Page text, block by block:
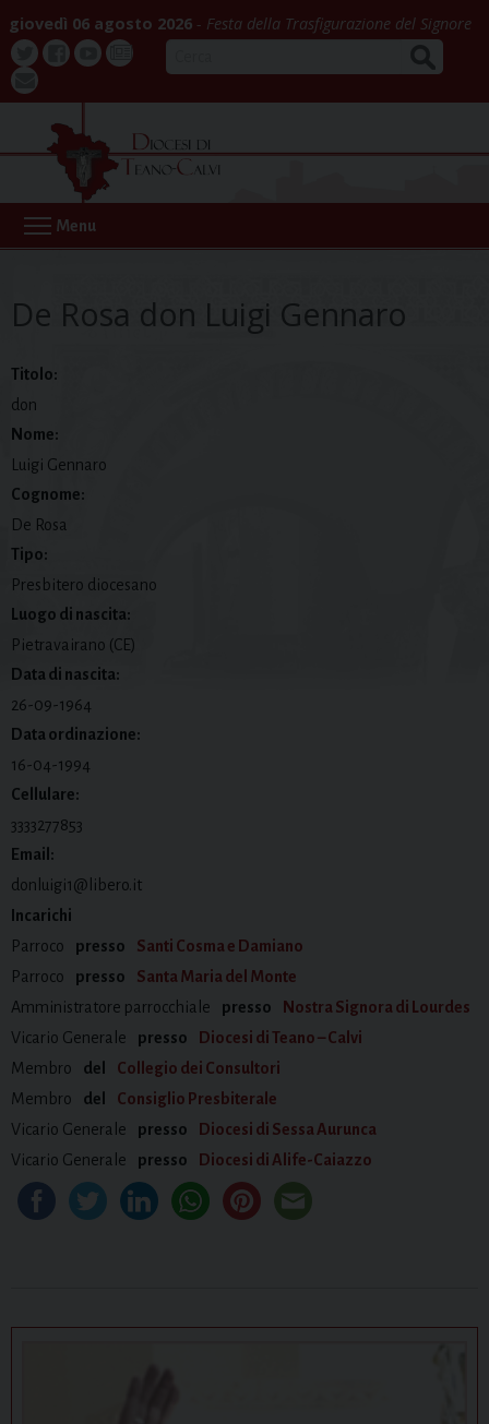
to
content
giovedì 06 agosto 2026 Festa della Trasfigurazione del Signore
Twitter
Buona
webmail
Menu
De Rosa don Luigi Gennaro
Titolo:
don
Nome:
Luigi Gennaro
Cognome:
De Rosa
Tipo:
Presbitero diocesano
Luogo di nascita:
Pietravairano (CE)
Data di nascita:
26-09-1964
Data ordinazione:
16-04-1994
Cellulare:
3333277853
Email:
donluigi1@libero.it
Incarichi
Parroco
presso
Santi Cosma e Damiano
Parroco
presso
Santa Maria del Monte
Amministratore parrocchiale
presso
Nostra Signora di Lourdes
Vicario Generale
presso
Diocesi di Teano – Calvi
Membro
del
Collegio dei Consultori
Membro
del
Consiglio Presbiterale
Vicario Generale
presso
Diocesi di Sessa Aurunca
Vicario Generale
presso Diocesi di Alife-Caiazzo